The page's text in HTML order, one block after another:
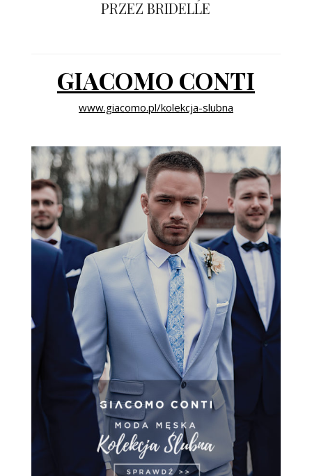
PRZEZ BRIDELLE
GIACOMO CONTI
www.giacomo.pl/kolekcja-slubna